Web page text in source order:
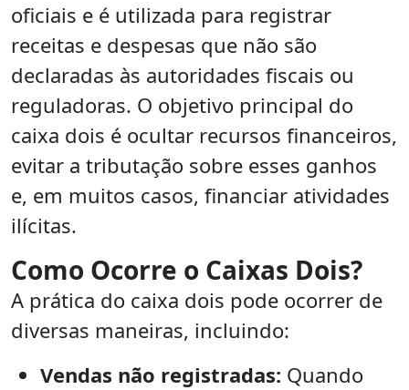
oficiais e é utilizada para registrar
receitas e despesas que não são
declaradas às autoridades fiscais ou
reguladoras. O objetivo principal do
caixa dois é ocultar recursos financeiros,
evitar a tributação sobre esses ganhos
e, em muitos casos, financiar atividades
ilícitas.
Como Ocorre o Caixas Dois?
A prática do caixa dois pode ocorrer de
diversas maneiras, incluindo:
Vendas não registradas: Quando